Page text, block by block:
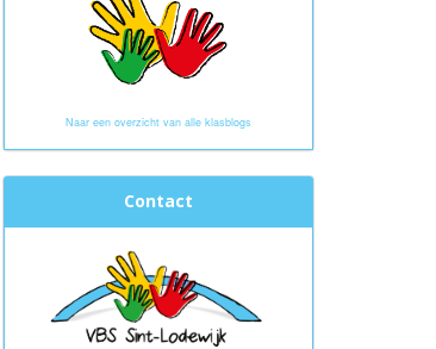
Naar een overzicht van alle klasblogs
Contact